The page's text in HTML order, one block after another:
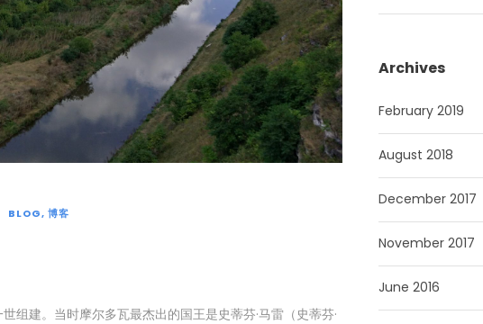
BLOG, 博客
组建。当时摩尔多瓦最杰出的国王是史蒂芬·马雷（史蒂芬·
Archives
February 2019
August 2018
December 2017
November 2017
June 2016